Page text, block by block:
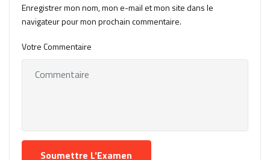
Enregistrer mon nom, mon e-mail et mon site dans le
navigateur pour mon prochain commentaire.
Votre Commentaire